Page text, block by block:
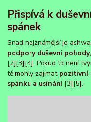
Přispívá k
spánek
Snad nejznámější je
podpory duševní pohody
[2][3][4]. Pokud to není
tě mohly zajímat pozitivní
spánku a usínání[3][5].